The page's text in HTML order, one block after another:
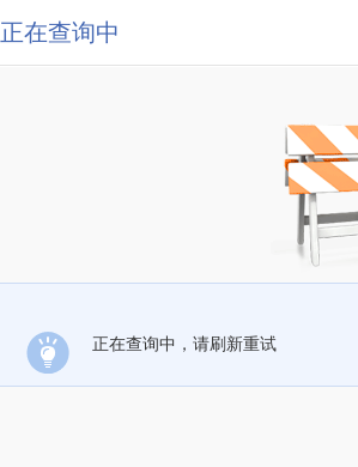
正在查询中
正在查询中，请刷新重试